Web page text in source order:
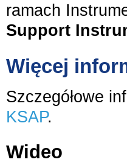
ramach
Support
Więcej
Szczegółowe
KSAP.
Wideo